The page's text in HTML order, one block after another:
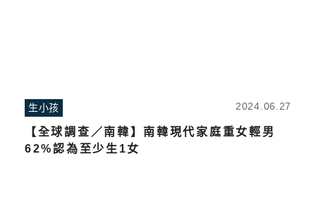
生小孩 2024.06.27
【全球調查／南韓】南韓現代家庭重女輕男
62%認為至少生1女